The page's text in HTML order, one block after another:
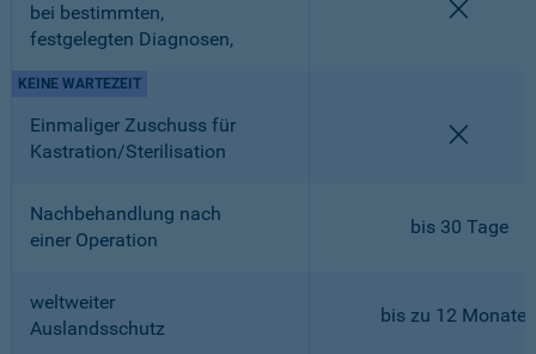
bei bestimmten,
festgelegten Diagnosen,
Einmaliger Zuschuss für
Kastration/Sterilisation
KEINE WARTEZEIT
Nachbehandlung nach
einer Operation
bis 30 Tage
weltweiter
Auslandsschutz
bis zu 12 Monaten